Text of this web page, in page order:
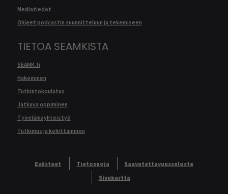
Mediatiedot
Ohjeet podcastin suunnitteluun ja tekemiseen
TIETOA SEAMKISTA
SEAMK.fi
Hakeminen
Tutkintokoulutus
Jatkuva oppiminen
Työelämäyhteistyö
Tutkimus ja kehittäminen
Evästeet Tietosuoja
Saavutettavuusseloste
Sivukartta